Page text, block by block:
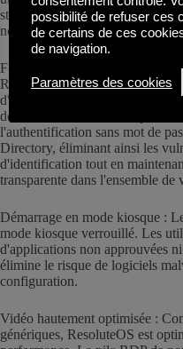
stockée localement sur le client
ne présente aucun risque
Fondation Zero Trust : En tant
ResoluteOS utilise des
d'authentification 2FA intégré,
des VPN coûteux et complexes.
l'authentification sans mot de
Directory, éliminant ainsi les
d'identification tout en
transparente dans l'ensemble de
Démarrage en mode kiosque :
mode kiosque verrouillé. Les
d'applications non approuvées
élimine le risque de logiciels
configuration.
Vidéo hautement optimisée :
génériques, ResoluteOS est
possibilité de refuser ces
de certains de ces
de navigation.
Paramètres des cookies